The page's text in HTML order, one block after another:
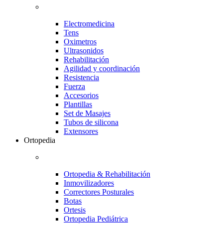
Electromedicina
Tens
Oximetros
Ultrasonidos
Rehabilitación
Agilidad y coordinación
Resistencia
Fuerza
Accesorios
Plantillas
Set de Masajes
Tubos de silicona
Extensores
Ortopedia
Ortopedia & Rehabilitación
Inmovilizadores
Correctores Posturales
Botas
Ortesis
Ortopedia Pediátrica